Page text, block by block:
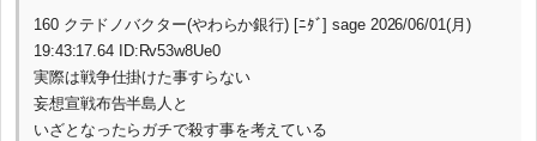
160 クテドノバクター(やわらか銀行) [ﾆﾀﾞ] sage 2026/06/01(月)
19:43:17.64 ID:Rv53w8Ue0
実際は戦争仕掛けた事すらない
妄想宣戦布告半島人と
いざとなったらガチで殺す事を考えている